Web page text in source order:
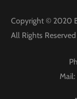
Copyright © 2020
All Rights Reserved
Mail: